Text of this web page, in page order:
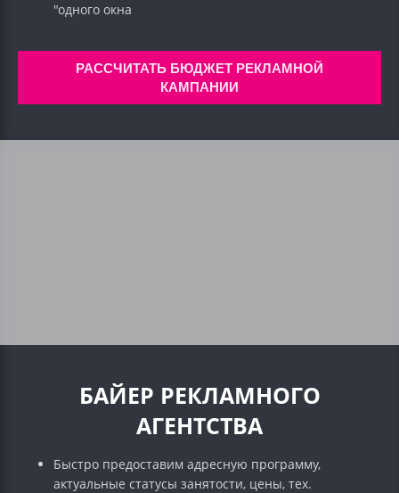
"одного окна
РАССЧИТАТЬ БЮДЖЕТ РЕКЛАМНОЙ
КАМПАНИИ
БАЙЕР РЕКЛАМНОГО
АГЕНТСТВА
Быстро предоставим адресную программу,
актуальные статусы занятости, цены, тех.